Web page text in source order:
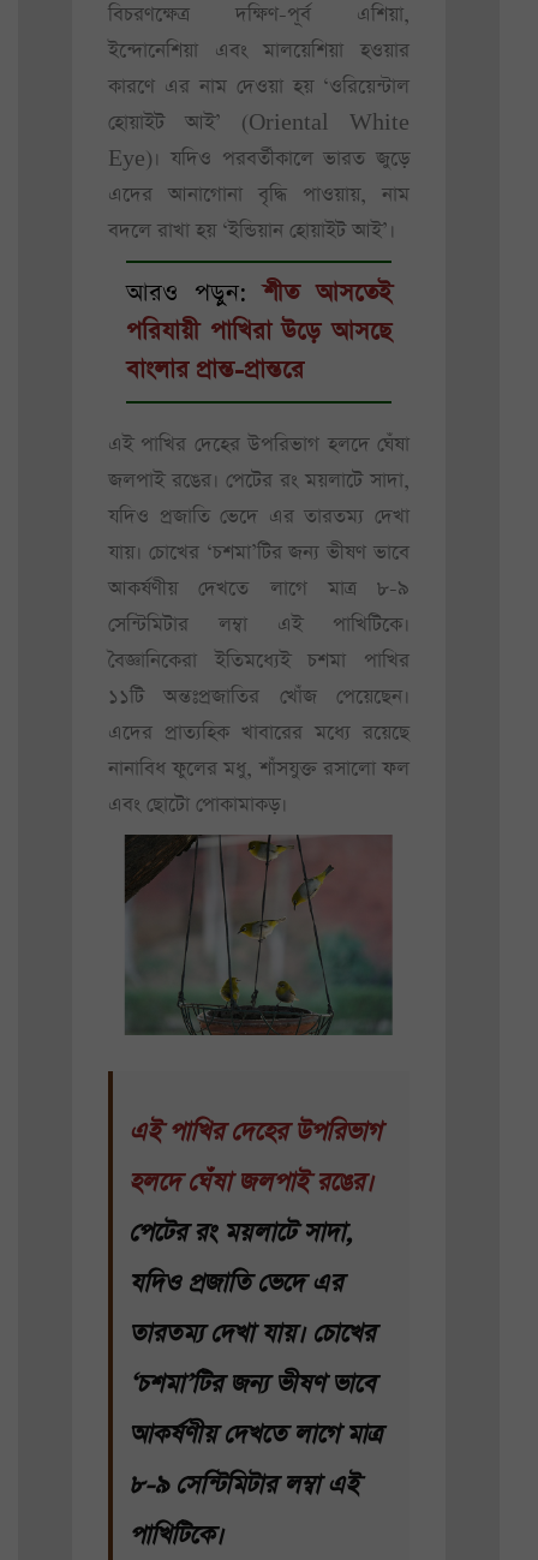
বিচরণক্ষেত্র দক্ষিণ-পূর্ব এশিয়া,
ইন্দোনেশিয়া এবং মালয়েশিয়া হওয়ার
কারণে এর নাম দেওয়া হয় ‘ওরিয়েন্টাল
হোয়াইট আই’ (Oriental White
Eye)। যদিও পরবর্তীকালে ভারত জুড়ে
এদের আনাগোনা বৃদ্ধি পাওয়ায়, নাম
বদলে রাখা হয় ‘ইন্ডিয়ান হোয়াইট আই’।
আরও পড়ুন:শীত আসতেই
পরিযায়ী পাখিরা উড়ে আসছে
বাংলার প্রান্ত-প্রান্তরে
এই পাখির দেহের উপরিভাগ হলদে ঘেঁষা
জলপাই রঙের। পেটের রং ময়লাটে সাদা,
যদিও প্রজাতি ভেদে এর তারতম্য দেখা
যায়। চোখের ‘চশমা’টির জন্য ভীষণ ভাবে
আকর্ষণীয় দেখতে লাগে মাত্র ৮-৯
সেন্টিমিটার লম্বা এই পাখিটিকে।
বৈজ্ঞানিকেরা ইতিমধ্যেই চশমা পাখির
১১টি অন্তঃপ্রজাতির খোঁজ পেয়েছেন।
এদের প্রাত্যহিক খাবারের মধ্যে রয়েছে
নানাবিধ ফুলের মধু, শাঁসযুক্ত রসালো ফল
এবং ছোটো পোকামাকড়।
এই পাখির দেহের উপরিভাগ
হলদে ঘেঁষা জলপাই রঙের।
পেটের রং ময়লাটে সাদা,
যদিও প্রজাতি ভেদে এর
তারতম্য দেখা যায়। চোখের
‘চশমা’টির জন্য ভীষণ ভাবে
আকর্ষণীয় দেখতে লাগে মাত্র
৮-৯ সেন্টিমিটার লম্বা এই
পাখিটিকে।